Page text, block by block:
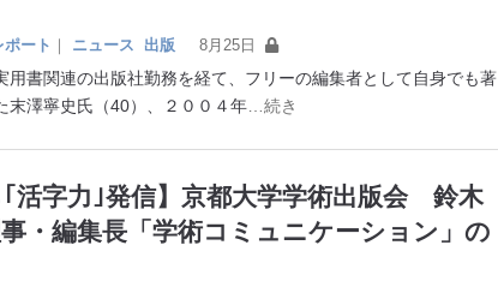
ポート ｜ ニュース 出版 8月25日
書関連の出版社勤務を経て、フリーの編集者として自身でも著
末澤寧史氏（40）、２００４年 …続き
｢活字力｣発信】京都大学学術出版会 鈴木
・編集長「学術コミュニケーション」の